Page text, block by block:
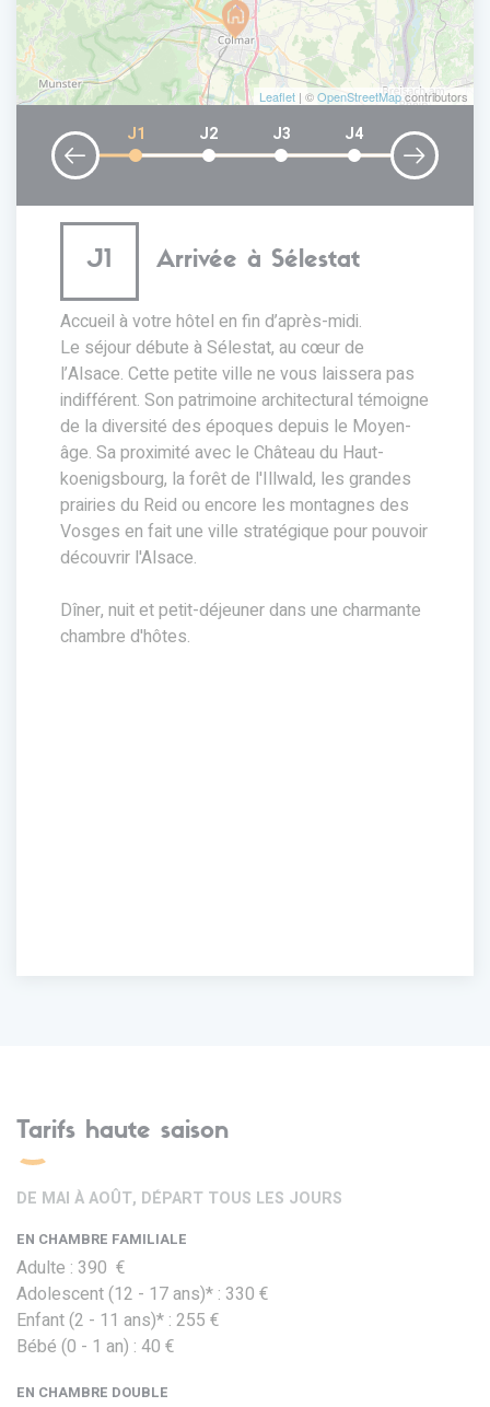
Leaflet | ©OpenStreetMapcontributors
J1 J2 J3 J4
J1 Arrivée à Sélestat
Accueil à votre hôtel en fin d’après-midi.
Le séjour débute à Sélestat, au cœur de
l’Alsace. Cette petite ville ne vous laissera pas
indifférent. Son patrimoine architectural témoigne
de la diversité des époques depuis le Moyen-
âge. Sa proximité avec le Château du Haut-
koenigsbourg, la forêt de l'Illwald, les grandes
prairies du Reid ou encore les montagnes des
Vosges en fait une ville stratégique pour pouvoir
découvrir l'Alsace.
Dîner, nuit et petit-déjeuner dans une charmante
chambre d'hôtes.
Tarifs haute saison
DE MAI À AOÛT, DÉPART TOUS LES JOURS
EN CHAMBRE FAMILIALE
Adulte : 390 €
Adolescent (12 - 17 ans)* : 330 €
Enfant (2 - 11 ans)* : 255 €
Bébé (0 - 1 an) : 40 €
EN CHAMBRE DOUBLE